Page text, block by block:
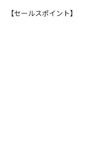
【セールスポイント】